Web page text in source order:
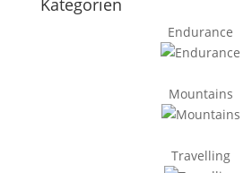
Kategorien
Endurance
Mountains
Travelling